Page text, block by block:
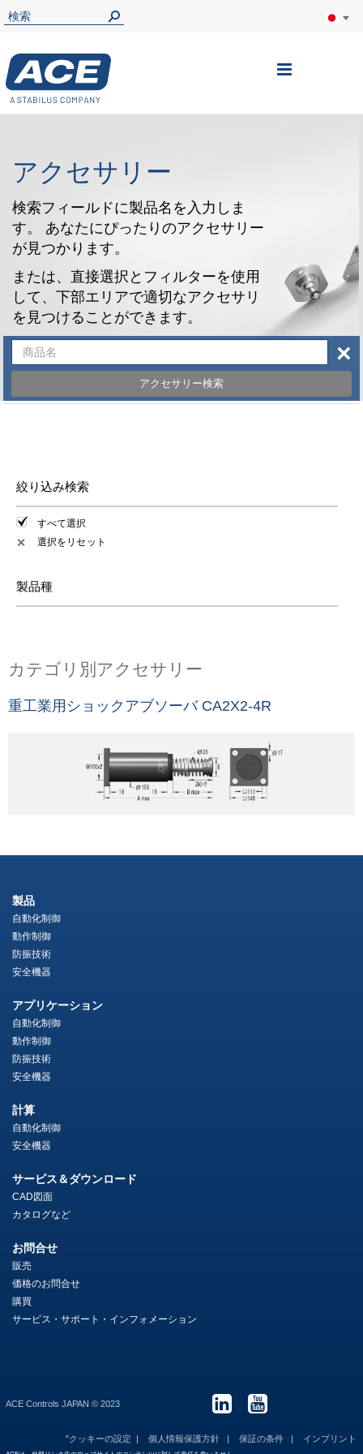
ナ
アクセサリー
検索フィールドに製品名を入力しま
す。 あなたにぴったりのアクセサリー
が見つかります。
または、直接選択とフィルターを使用
して、下部エリアで適切なアクセサリ
を見つけることができます。
アクセサリー検索
×
絞り込み検索
すべて選択
✕ 選択をリセット
製品種
カテゴリ別アクセサリー
重工業用ショックアブソーバ CA2X2-4R
製品
自動化制御
動作制御
防振技術
安全機器
アプリケーション
自動化制御
動作制御
防振技術
安全機器
計算
自動化制御
安全機器
サービス＆ダウンロード
CAD図面
カタログなど
お問合せ
販売
価格のお問合せ
購買
サービス・サポート・インフォメーション
ACE Controls JAPAN © 2023
"クッキーの設定 個人情報保護方針 保証の条件 インプリント